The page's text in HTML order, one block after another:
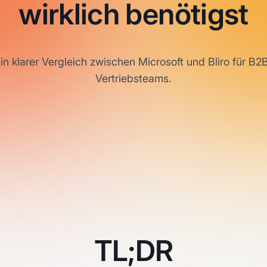
wirklich benötigst
klarer Vergleich zwischen Microsoft und Bliro für
Vertriebsteams.
TL;DR